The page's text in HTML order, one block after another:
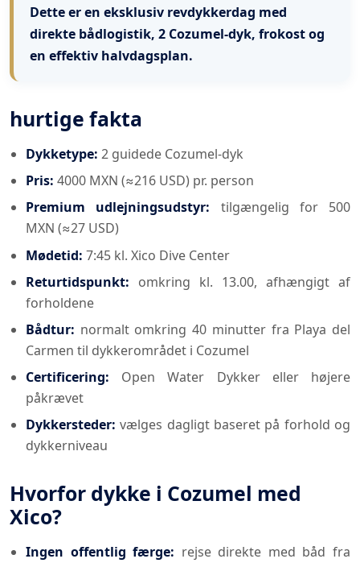
Dette er en eksklusiv revdykkerdag med
direkte bådlogistik, 2 Cozumel-dyk, frokost og
en effektiv halvdagsplan.
hurtige fakta
Dykketype: 2 guidede Cozumel-dyk
Pris: 4000 MXN (≈216 USD) pr. person
Premium udlejningsudstyr: tilgængelig for 500
MXN (≈27 USD)
Mødetid: 7:45 kl. Xico Dive Center
Returtidspunkt: omkring kl. 13.00, afhængigt af
forholdene
Bådtur: normalt omkring 40 minutter fra Playa del
Carmen til dykkerområdet i Cozumel
Certificering: Open Water Dykker eller højere
påkrævet
Dykkersteder: vælges dagligt baseret på forhold og
dykkerniveau
Hvorfor dykke i Cozumel med
Xico?
Ingen offentlig færge: rejse direkte med båd fra